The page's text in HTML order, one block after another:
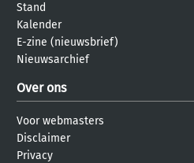
Stand
Kalender
E-zine (nieuwsbrief)
Nieuwsarchief
Over ons
Voor webmasters
Disclaimer
Privacy